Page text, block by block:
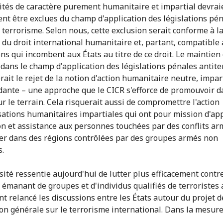
de caractère purement humanitaire et impartial
être exclues du champ d'application des législations
Selon nous, cette exclusion serait conforme à
droit international humanitaire et, partant, compatible
qui incombent aux États au titre de ce droit. Le maintien
le champ d'application des législations pénales
le rejet de la notion d'action humanitaire neutre,
– une approche que le CICR s'efforce de promouvoir
le terrain. Cela risquerait aussi de compromettre l'action
humanitaires impartiales qui ont pour mission
et assistance aux personnes touchées par des conflits
dans des régions contrôlées par des groupes armés non
ressentie aujourd'hui de lutter plus efficacement
émanant de groupes et d'individus qualifiés de terroristes
relancé les discussions entre les États autour du projet
générale sur le terrorisme international. Dans la